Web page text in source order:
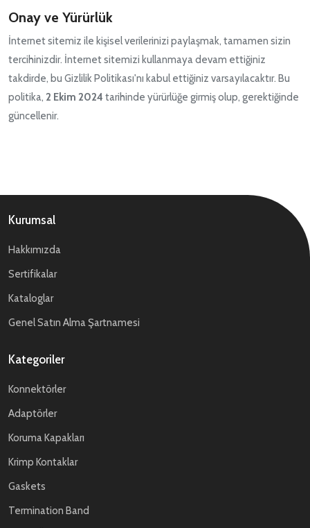
Onay ve Yürürlük
İnternet sitemiz ile kişisel verilerinizi paylaşmak, tamamen sizin
tercihinizdir. İnternet sitemizi kullanmaya devam ettiğiniz
takdirde, bu Gizlilik Politikası'nı kabul ettiğiniz varsayılacaktır. Bu
politika, 2 Ekim 2024 tarihinde yürürlüğe girmiş olup, gerektiğinde
güncellenir.
Kurumsal
Hakkımızda
Sertifikalar
Kataloglar
Genel Satın Alma Şartnamesi
Kategoriler
Konnektörler
Adaptörler
Koruma Kapakları
Krimp Kontaklar
Gaskets
Termination Band